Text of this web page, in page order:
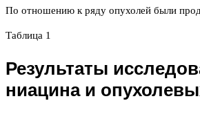
По отношению к ряду опухолей были
Таблица 1
Результаты
ниацина и